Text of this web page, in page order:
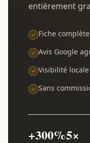
entièrement
Fiche
Avis Google
Visibilité
Sans
+300%5×